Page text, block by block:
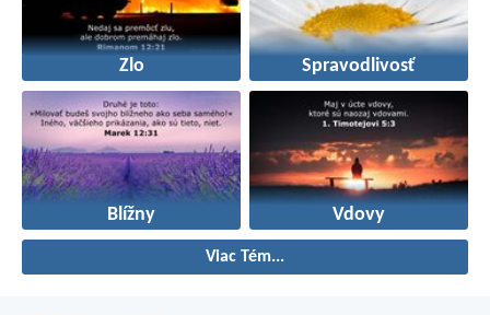
Zlo Spravodlivosť
Blížny Vdovy
Viac Tém...